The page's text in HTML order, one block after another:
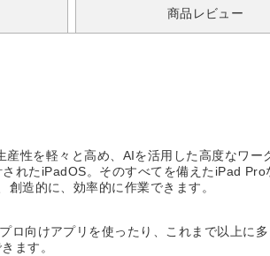
商品レビュー
性を軽々と高め、AIを活用した高度なワ
たiPadOS。そのすべてを備えたiPad
造的に、効率的に作業できます。
向けアプリを使ったり、これまで以上に
ます。